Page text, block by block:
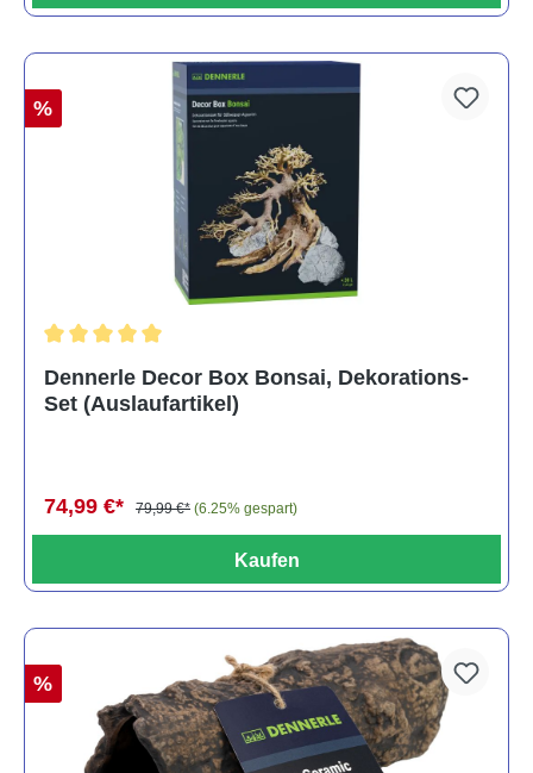
%
Dennerle Decor Box Bonsai, Dekorations-
Set (Auslaufartikel)
74,99 €* 79,99 €* (6.25% gespart)
Kaufen
%